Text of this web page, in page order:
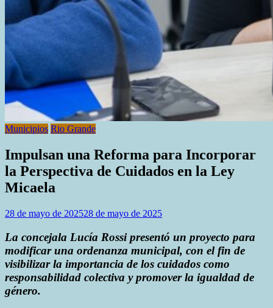
Municipios Rio Grande
Impulsan una Reforma para Incorporar
la Perspectiva de Cuidados en la Ley
Micaela
28 de mayo de 202528 de mayo de 2025
La concejala Lucía Rossi presentó un proyecto para
modificar una ordenanza municipal, con el fin de
visibilizar la importancia de los cuidados como
responsabilidad colectiva y promover la igualdad de
género.